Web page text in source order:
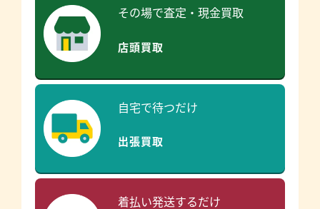
その場で査定・現金買取
店頭買取
自宅で待つだけ
出張買取
着払い発送するだけ